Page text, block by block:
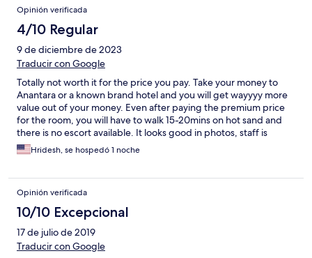
Opinión verificada
4/10 Regular
9 de diciembre de 2023
Traducir con Google
Totally not worth it for the price you pay. Take your money to
Anantara or a known brand hotel and you will get wayyyy more
value out of your money. Even after paying the premium price
for the room, you will have to walk 15-20mins on hot sand and
there is no escort available. It looks good in photos, staff is
great, but the experience itself is not worth it for the price you
pay. Lived in St Regis in the following night, and had so so so
well.
Hridesh, se hospedó 1 noche
Opinión verificada
10/10 Excepcional
17 de julio de 2019
Traducir con Google